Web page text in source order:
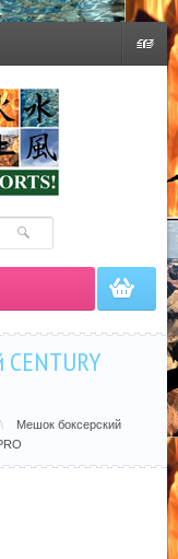
Гривна
\
Мешок боксерский